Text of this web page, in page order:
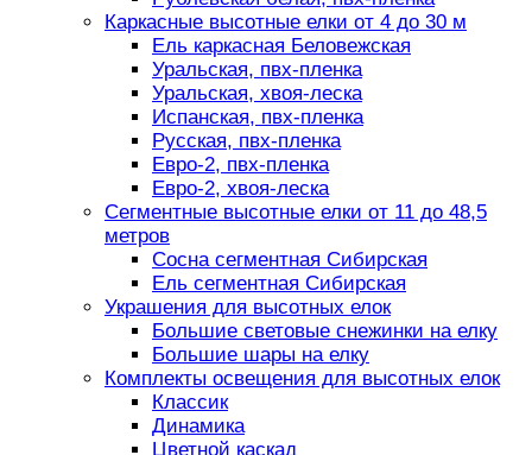
Каркасные высотные елки от 4 до 30 м
Ель каркасная Беловежская
Уральская, пвх-пленка
Уральская, хвоя-леска
Испанская, пвх-пленка
Русская, пвх-пленка
Евро-2, пвх-пленка
Евро-2, хвоя-леска
Сегментные высотные елки от 11 до 48,5
метров
Сосна сегментная Сибирская
Ель сегментная Сибирская
Украшения для высотных елок
Большие световые снежинки на елку
Большие шары на елку
Комплекты освещения для высотных елок
Классик
Динамика
Цветной каскад